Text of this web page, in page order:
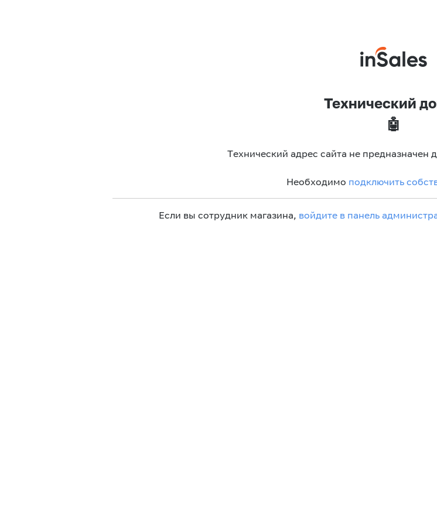
Технический
🤖
Технический адрес сайта не предназначен
Необходимо подключить
Если вы сотрудник магазина, войдите в панель